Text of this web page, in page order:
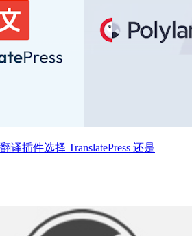
译插件选择 TranslatePress 还是